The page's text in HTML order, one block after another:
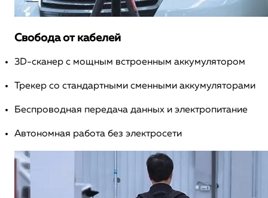
Свобода от кабелей
3D-сканер с мощным встроенным аккумулятором
Трекер со стандартными сменными аккумуляторами
Беспроводная передача данных и электропитание
Автономная работа без электросети